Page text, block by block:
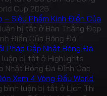
Cup 2026
– Siêu Phẩm Kinh Điển Của
bị tắt ở Bàn Thắng Đẹp
Điển Của Bóng Đá
Pháp Cập Nhật Bóng Đá
luận bị tắt ở Highlights
Nhật Bóng Đá Đỉnh Cao
Xem 4 Vòng Đấu World
bình luận bị tắt ở Lịch Thi